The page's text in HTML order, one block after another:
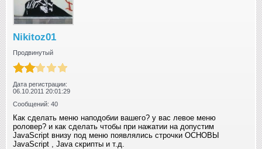
Nikitoz01
Продвинутый
Дата регистрации:
06.10.2011 20:01:29
Сообщений: 40
Как сделать меню наподобии вашего? у вас левое меню
роловер? и как сделать чтобы при нажатии на допустим
JavaScript внизу под меню появлялись строчки ОСНОВЫ
JavaScript , Java скрипты и т.д.